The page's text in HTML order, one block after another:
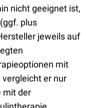
nicht geeignet ist,
plus
jeweils auf
mit
er nur
mit der